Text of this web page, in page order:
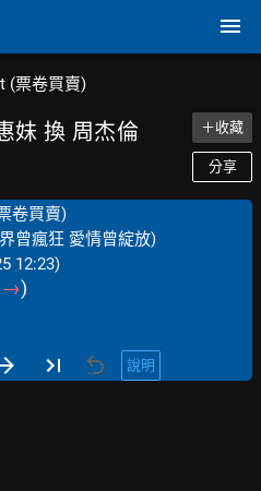
(票卷買賣)
妹 換 周杰倫 ＋收藏
分享
卷買賣)
曾瘋狂 愛情曾綻放)
12:23)
→)
說明